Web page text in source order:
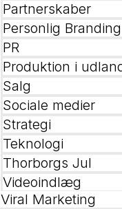
Partnerskaber
Personlig Branding
PR
Produktion i
Salg
Sociale medier
Strategi
Teknologi
Thorborgs Jul
Videoindlæg
Viral Marketing